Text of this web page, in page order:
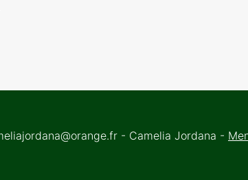
- Camelia Jordana -